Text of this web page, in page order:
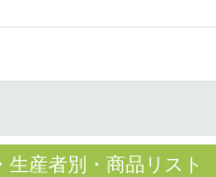
生産者別・商品リスト